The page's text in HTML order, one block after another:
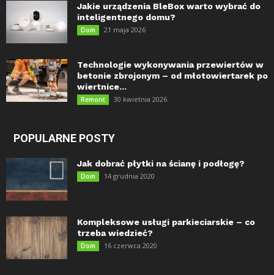
Jakie urządzenia BleBox warto wybrać do
inteligentnego domu?
Dom 21 maja 2026
Technologie wykonywania przewiertów w
betonie zbrojonym – od młotowiertarek po
wiertnice...
Remont 30 kwietnia 2026
POPULARNE POSTY
Jak dobrać płytki na ścianę i podłogę?
Dom 14 grudnia 2020
Kompleksowe usługi parkieciarskie – co
trzeba wiedzieć?
Dom 16 czerwca 2020